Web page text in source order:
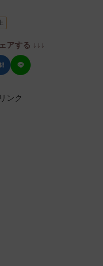
アする ↓↓↓
ンク